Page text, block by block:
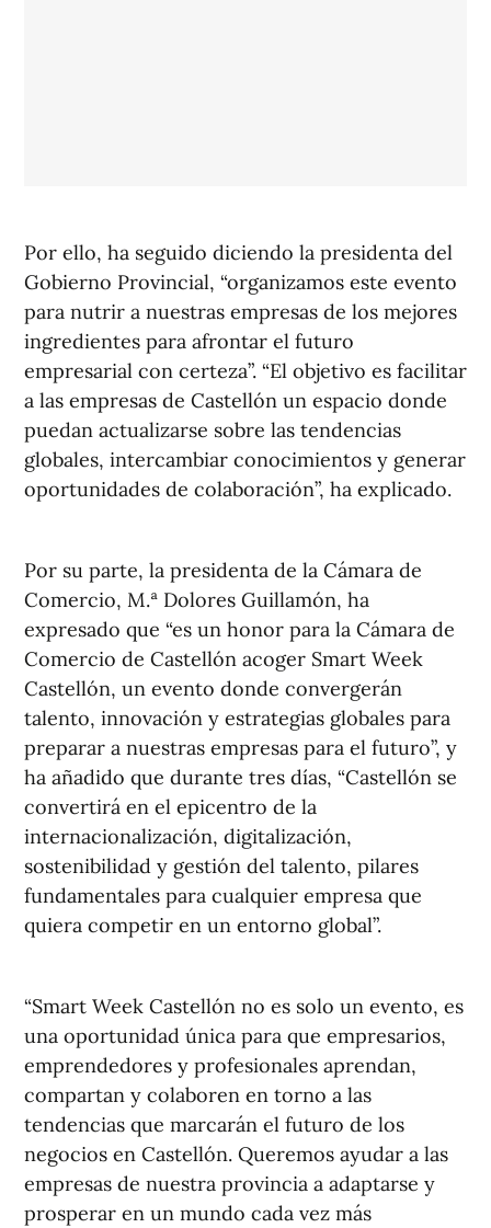
Por ello, ha seguido diciendo la presidenta del
Gobierno Provincial, “organizamos este evento
para nutrir a nuestras empresas de los mejores
ingredientes para afrontar el futuro
empresarial con certeza”. “El objetivo es facilitar
a las empresas de Castellón un espacio donde
puedan actualizarse sobre las tendencias
globales, intercambiar conocimientos y generar
oportunidades de colaboración”, ha explicado.
Por su parte, la presidenta de la Cámara de
Comercio, M.ª Dolores Guillamón, ha
expresado que “es un honor para la Cámara de
Comercio de Castellón acoger Smart Week
Castellón, un evento donde convergerán
talento, innovación y estrategias globales para
preparar a nuestras empresas para el futuro”, y
ha añadido que durante tres días, “Castellón se
convertirá en el epicentro de la
internacionalización, digitalización,
sostenibilidad y gestión del talento, pilares
fundamentales para cualquier empresa que
quiera competir en un entorno global”.
“Smart Week Castellón no es solo un evento, es
una oportunidad única para que empresarios,
emprendedores y profesionales aprendan,
compartan y colaboren en torno a las
tendencias que marcarán el futuro de los
negocios en Castellón. Queremos ayudar a las
empresas de nuestra provincia a adaptarse y
prosperar en un mundo cada vez más